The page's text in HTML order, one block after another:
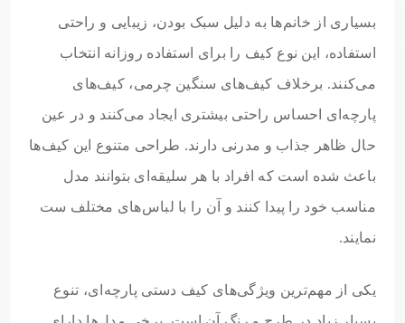
بسیاری از خانم‌ها به دلیل سبک بودن، زیبایی و راحتی
استفاده، این نوع کیف را برای استفاده روزانه انتخاب
می‌کنند. برخلاف کیف‌های سنگین چرمی، کیف‌های
پارچه‌ای احساس راحتی بیشتری ایجاد می‌کنند و در عین
حال ظاهر جذاب و مدرنی دارند. طراحی متنوع این کیف‌ها
باعث شده است که افراد با هر سلیقه‌ای بتوانند مدل
مناسب خود را پیدا کنند و آن را با لباس‌های مختلف ست
نمایند.
یکی از مهم‌ترین ویژگی‌های کیف دستی پارچه‌ای، تنوع